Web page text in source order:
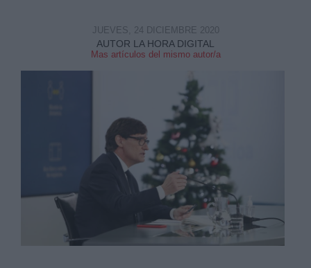
AUTOR LA HORA DIGITAL
Mas artículos del mismo autor/a
JUEVES, 24 DICIEMBRE 2020